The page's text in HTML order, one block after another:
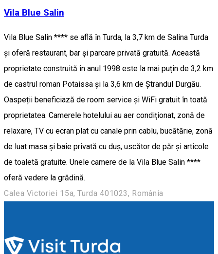
Vila Blue Salin
Vila Blue Salin **** se află în Turda, la 3,7 km de Salina Turda
și oferă restaurant, bar și parcare privată gratuită. Această
proprietate construită în anul 1998 este la mai puțin de 3,2 km
de castrul roman Potaissa și la 3,6 km de Ștrandul Durgău.
Oaspeții beneficiază de room service și WiFi gratuit în toată
proprietatea. Camerele hotelului au aer condiționat, zonă de
relaxare, TV cu ecran plat cu canale prin cablu, bucătărie, zonă
de luat masa și baie privată cu duș, uscător de păr și articole
de toaletă gratuite. Unele camere de la Vila Blue Salin ****
oferă vedere la grădină.
Calea Victoriei 15a, Turda 401023, România